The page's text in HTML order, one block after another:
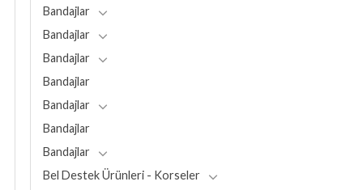
Bandajlar
Bandajlar
Bandajlar
Bandajlar
Bandajlar
Bandajlar
Bandajlar
Bel Destek Ürünleri - Korseler